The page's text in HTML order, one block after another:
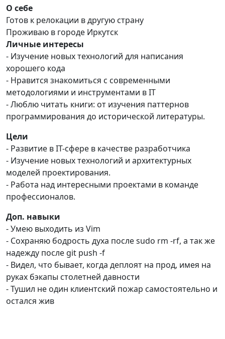
О себе
Готов к релокации в другую страну
Проживаю в городе Иркутск
Личные интересы
- Изучение новых технологий для написания
хорошего кода
- Нравится знакомиться с современными
методологиями и инструментами в IT
- Люблю читать книги: от изучения паттернов
программирования до исторической литературы.
Цели
- Развитие в IT-сфере в качестве разработчика
- Изучение новых технологий и архитектурных
моделей проектирования.
- Работа над интересными проектами в команде
профессионалов.
Доп. навыки
- Умею выходить из Vim
- Сохраняю бодрость духа после sudo rm -rf, а так же
надежду после git push -f
- Видел, что бывает, когда деплоят на прод, имея на
руках бэкапы столетней давности
- Тушил не один клиентский пожар самостоятельно и
остался жив